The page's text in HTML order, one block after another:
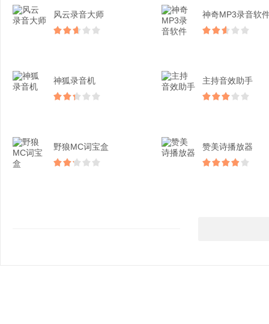
风云录音大师​ 神奇MP3录音软
神狐录音机 主持音效助手
野狼MC词宝盒 赞美诗播放器